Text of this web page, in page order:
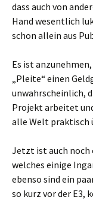
dass auch von
Hand wesentlich
schon allein aus
Es ist anzunehmen,
„Pleite“ einen
unwahrscheinlich,
Projekt arbeitet
alle Welt praktisch
Jetzt ist auch noch
welches einige
ebenso sind ein
so kurz vor der E3,